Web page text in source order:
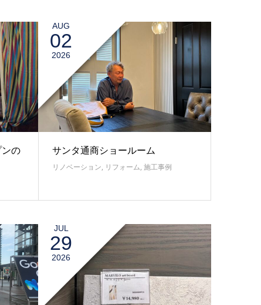
の
AUG
02
2026
サンタ通商ショールーム
リノベーション, リフォーム, 施工事例
JUL
29
2026